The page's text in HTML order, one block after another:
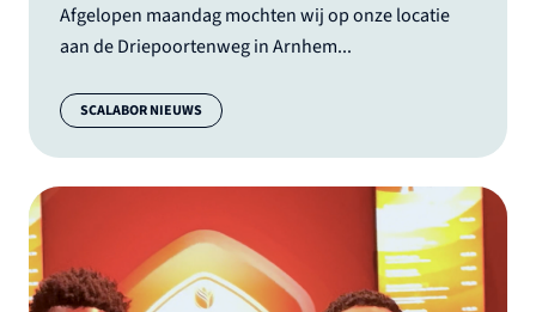
Afgelopen maandag mochten wij op onze locatie
aan de Driepoortenweg in Arnhem...
Categorie:
SCALABOR NIEUWS